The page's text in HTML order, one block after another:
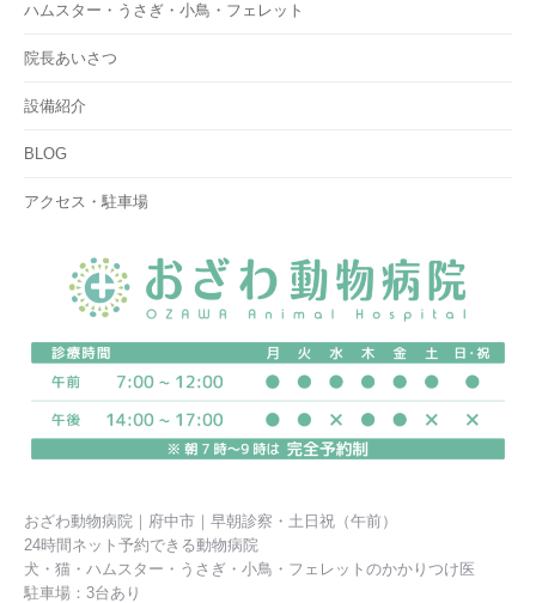
ハムスター・うさぎ・小鳥・フェレット
院長あいさつ
設備紹介
BLOG
アクセス・駐車場
おざわ動物病院｜府中市｜早朝診察・土日祝（午前）
24時間ネット予約できる動物病院
犬・猫・ハムスター・うさぎ・小鳥・フェレットのかかりつけ医
駐車場：3台あり